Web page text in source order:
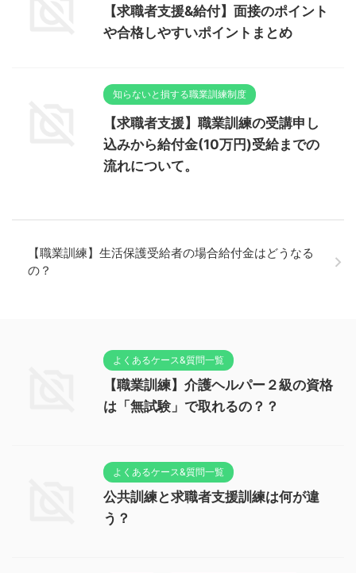
【求職者支援&給付】面接のポイント
や合格しやすいポイントまとめ
知らないと損する職業訓練制度
【求職者支援】職業訓練の受講申し
込みから給付金(10万円)受給までの
流れについて。
【職業訓練】生活保護受給者の場合給付金はどうなる
の？
よくあるケース&質問一覧
【職業訓練】介護ヘルパー２級の資格
は「無試験」で取れるの？？
よくあるケース&質問一覧
公共訓練と求職者支援訓練は何が違
う？